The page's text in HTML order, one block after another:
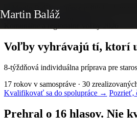
Martin Baláž
Kvalifikuj sa na spoluprácu →
Voľby vyhrávajú tí, ktorí
8-týždňová individuálna príprava pre
17 rokov v samospráve · 30
Kvalifikovať sa do spolupráce → Pozrieť,
Prehral o 16 hlasov. Nie